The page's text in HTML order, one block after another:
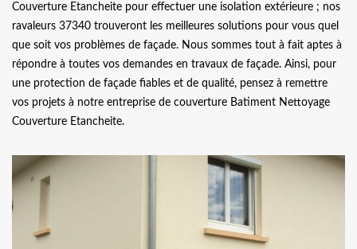
Couverture Etancheite pour effectuer une isolation extérieure ; nos
ravaleurs 37340 trouveront les meilleures solutions pour vous quel
que soit vos problèmes de façade. Nous sommes tout à fait aptes à
répondre à toutes vos demandes en travaux de façade. Ainsi, pour
une protection de façade fiables et de qualité, pensez à remettre
vos projets à notre entreprise de couverture Batiment Nettoyage
Couverture Etancheite.